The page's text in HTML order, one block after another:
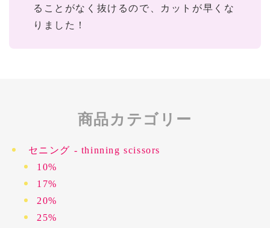
ることがなく抜けるので、カットが早くな
りました！
商品カテゴリー
セニング - thinning scissors
10%
17%
20%
25%